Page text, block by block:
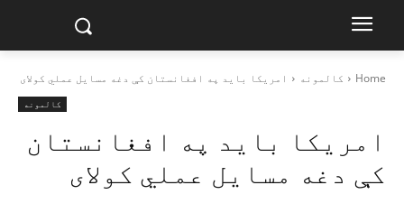
Home کالمونه امریکا باید په افغانستان کې دغه مسایل عملي کولای
کالمونه
امریکا باید په افغانستان
کې دغه مسایل عملي کولای